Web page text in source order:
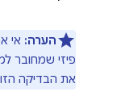
הערה: אי
את הבדיקה